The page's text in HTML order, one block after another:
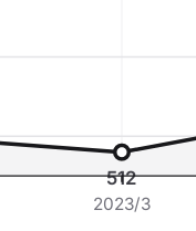
512
2023/3